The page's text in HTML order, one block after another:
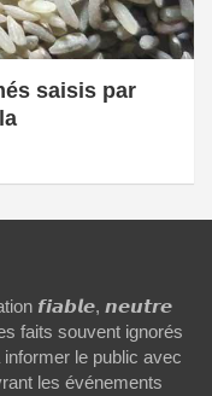
saisis par
𝙛𝙞𝙖𝙗𝙡𝙚, 𝙣𝙚𝙪𝙩𝙧𝙚
faits souvent ignorés
le public avec
les événements